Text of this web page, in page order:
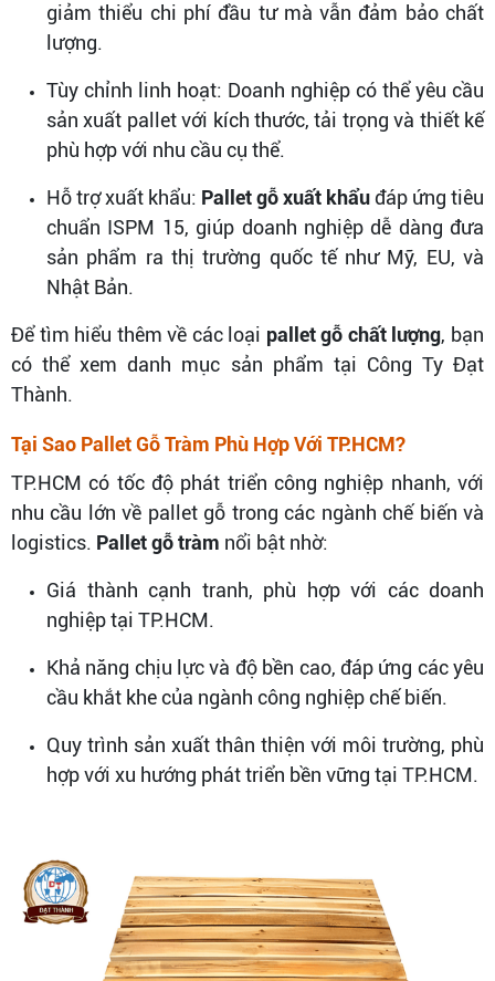
giảm thiểu chi phí đầu tư mà vẫn đảm bảo chất
lượng.
Tùy chỉnh linh hoạt: Doanh nghiệp có thể yêu cầu
sản xuất pallet với kích thước, tải trọng và thiết kế
phù hợp với nhu cầu cụ thể.
Hỗ trợ xuất khẩu: Pallet gỗ xuất khẩuđáp ứng tiêu
chuẩn ISPM 15, giúp doanh nghiệp dễ dàng đưa
sản phẩm ra thị trường quốc tế như Mỹ, EU, và
Nhật Bản.
Để tìm hiểu thêm về các loại pallet gỗ chất lượng, bạn
có thể xem danh mục sản phẩm tại Công Ty Đạt
Thành.
Tại Sao Pallet Gỗ Tràm Phù Hợp Với TP.HCM?
TP.HCM có tốc độ phát triển công nghiệp nhanh, với
nhu cầu lớn về pallet gỗ trong các ngành chế biến và
logistics. Pallet gỗ tràm nổi bật nhờ:
Giá thành cạnh tranh, phù hợp với các doanh
nghiệp tại TP.HCM.
Khả năng chịu lực và độ bền cao, đáp ứng các yêu
cầu khắt khe của ngành công nghiệp chế biến.
Quy trình sản xuất thân thiện với môi trường, phù
hợp với xu hướng phát triển bền vững tại TP.HCM.